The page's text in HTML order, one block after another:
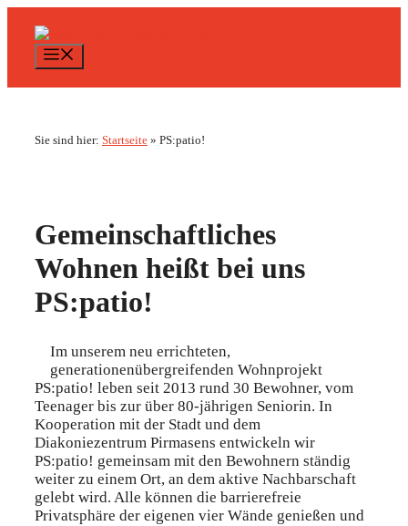
Inhalt
springen
Sie sind hier: Startseite » PS:patio!
Gemeinschaftliches
Wohnen heißt bei uns
PS:patio!
Im unserem neu errichteten,
generationenübergreifenden Wohnprojekt
PS:patio! leben seit 2013 rund 30 Bewohner, vom
Teenager bis zur über 80-jährigen Seniorin. In
Kooperation mit der Stadt und dem
Diakoniezentrum Pirmasens entwickeln wir
PS:patio! gemeinsam mit den Bewohnern ständig
weiter zu einem Ort, an dem aktive Nachbarschaft
gelebt wird. Alle können die barrierefreie
Privatsphäre der eigenen vier Wände genießen und